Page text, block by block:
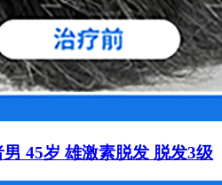
45岁 雄激素脱发 脱发3级